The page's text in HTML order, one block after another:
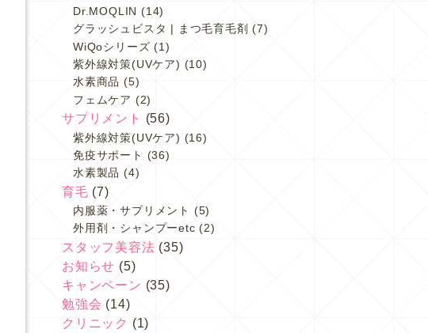
Dr.MOQLIN (14)
グラッシュビスタ | まつ毛育毛剤 (7)
WiQoシリーズ (1)
紫外線対策(UVケア) (10)
水素商品 (5)
フェムケア (2)
サプリメント (56)
紫外線対策(UVケア) (16)
免疫サポート
(36)
水素製品 (4)
育毛 (7)
内服薬・サプリメント
(5)
外用剤・シャンプーetc (2)
スタッフ美容法 (35)
お知らせ (5)
キャンペーン (35)
勉強会 (14)
クリニック (1)